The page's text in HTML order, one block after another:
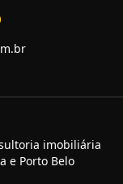
imobiliária
e Porto Belo